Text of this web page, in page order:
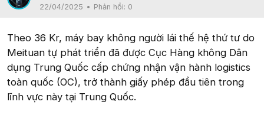
22/04/2025
Phản hồi: 0
Theo 36 Kr, máy bay không người lái thế hệ thứ tư do
Meituan tự phát triển đã được Cục Hàng không Dân
dụng Trung Quốc cấp chứng nhận vận hành logistics
toàn quốc (OC), trở thành giấy phép đầu tiên trong
lĩnh vực này tại Trung Quốc.